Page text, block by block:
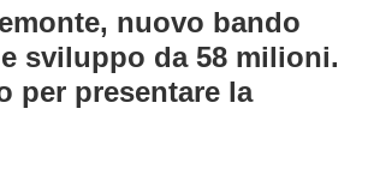
nuovo bando
sviluppo da 58 milioni.
per presentare la